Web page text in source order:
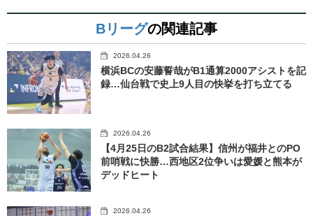
Bリーグの関連記事
2026.04.26
横浜BCの安藤誓哉がB1通算2000アシストを記
録…仙台戦で史上9人目の快挙を打ち立てる
2026.04.26
【4月25日のB2試合結果】信州が福井とのPO
前哨戦に快勝…西地区2位争いは愛媛と熊本が
デッドヒート
2026.04.26